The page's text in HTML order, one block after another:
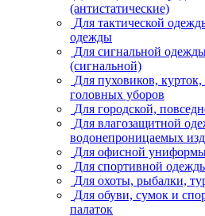
(антистатические)
Для тактической
одежды
Для сигнальной
(сигнальной)
Для пуховиков,
головных уборов
Для городской,
Для влагозащитной
водонепроницаемых
Для офисной
Для спортивной
Для охоты, рыбалки,
Для обуви, сумок и
палаток